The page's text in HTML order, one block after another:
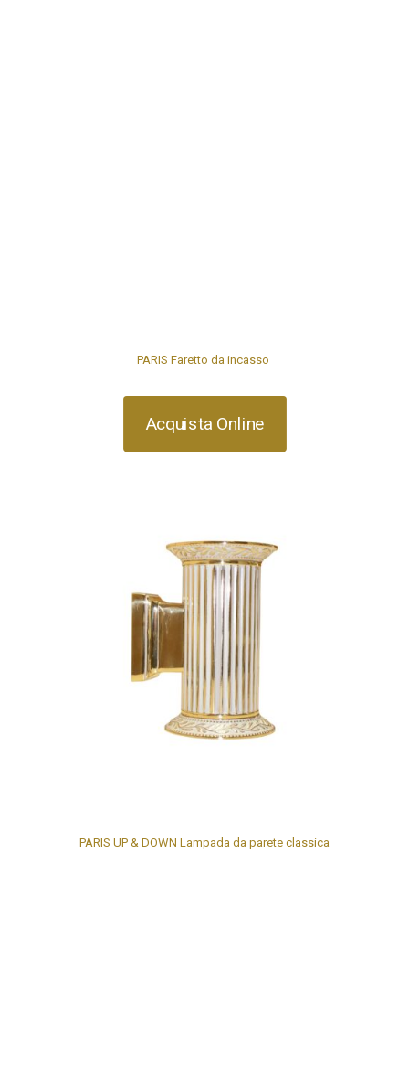
PARIS Faretto da incasso
Acquista Online
PARIS UP & DOWN Lampada da parete classica